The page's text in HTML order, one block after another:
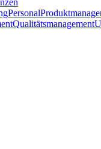
Personal
Qualitätsmanagement